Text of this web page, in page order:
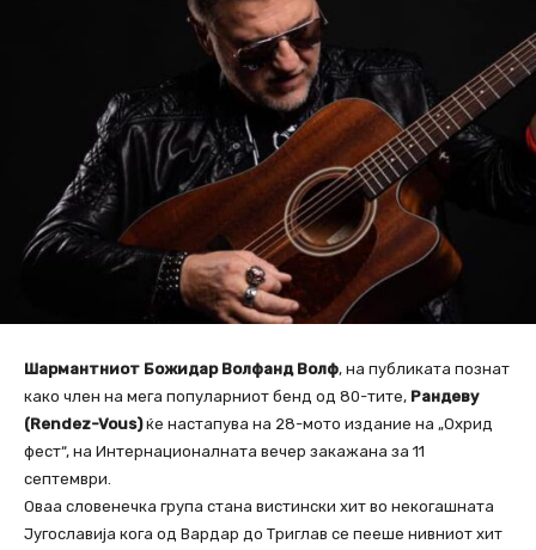
Шармантниот Божидар Волфанд Волф, на публиката познат
како член на мега популарниот бенд од 80-тите, Рандеву
(Rendez-Vous)ќе настапува на 28-мото издание на „Охрид
фест“, на Интернационалната вечер закажана за 11
септември.
Оваа словенечка група стана вистински хит во некогашната
Југославија кога од Вардар до Триглав се пееше нивниот хит